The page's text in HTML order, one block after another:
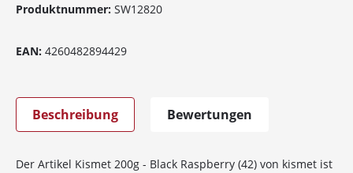
Produktnummer: SW12820
EAN: 4260482894429
Beschreibung Bewertungen
Der Artikel Kismet 200g - Black Raspberry (42) von kismet ist